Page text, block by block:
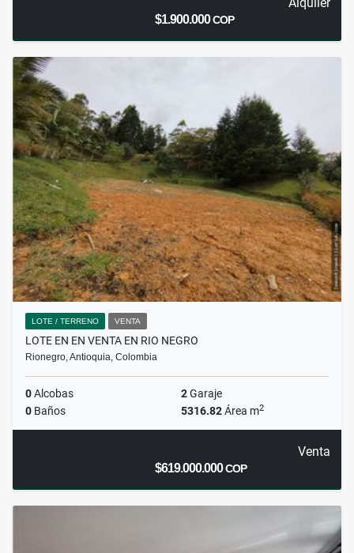
$1.900.000COP
LOTE / TERRENO VENTA
LOTE EN EN VENTA EN RIO NEGRO
Rionegro, Antioquia, Colombia
0Alcobas 2Garaje
0 Baños 5316.82Área m2
Venta
$619.000.000COP